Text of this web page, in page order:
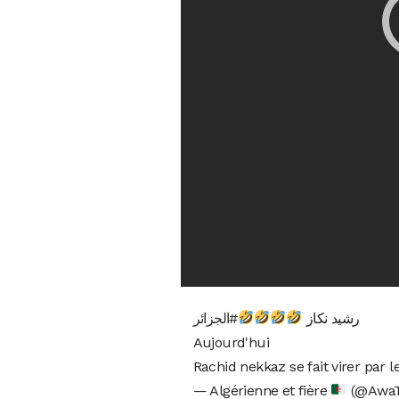
رشيد نكاز
#الجزائر
Aujourd'hui
Rachid nekkaz se fait virer par
— Algérienne et fière